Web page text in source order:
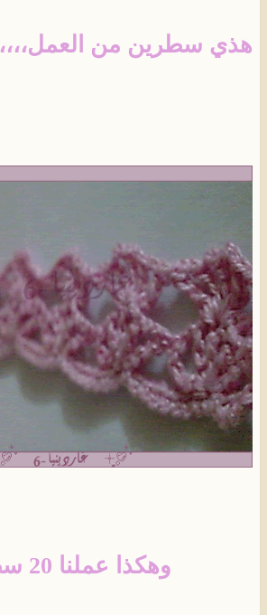
هذي سطرين من العمل،،،،
وهكذا عملنا 20 سطر..